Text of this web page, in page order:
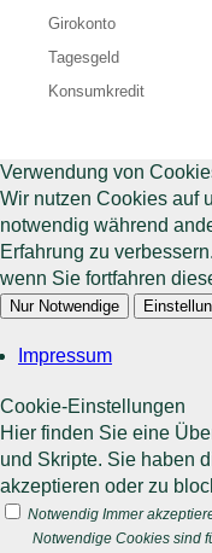
Girokonto
Tagesgeld
Konsumkredit
Verwendung von
Wir nutzen Cookies auf
notwendig während
Erfahrung zu
wenn Sie fortfahren
Nur Notwendige
Impressum
Cookie-Einstellungen
Hier finden Sie eine
und Skripte. Sie haben
akzeptieren oder zu
Notwendig Immer
Notwendige Cookies sind